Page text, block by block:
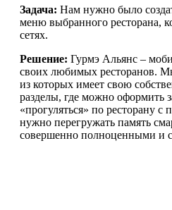
Задача: Нам нужно было
меню выбранного ресторана,
сетях.
Решение: Гурмэ Альянс –
своих любимых ресторанов.
из которых имеет свою
разделы, где можно оформить
«прогуляться» по ресторану
нужно перегружать память
совершенно полноценными и